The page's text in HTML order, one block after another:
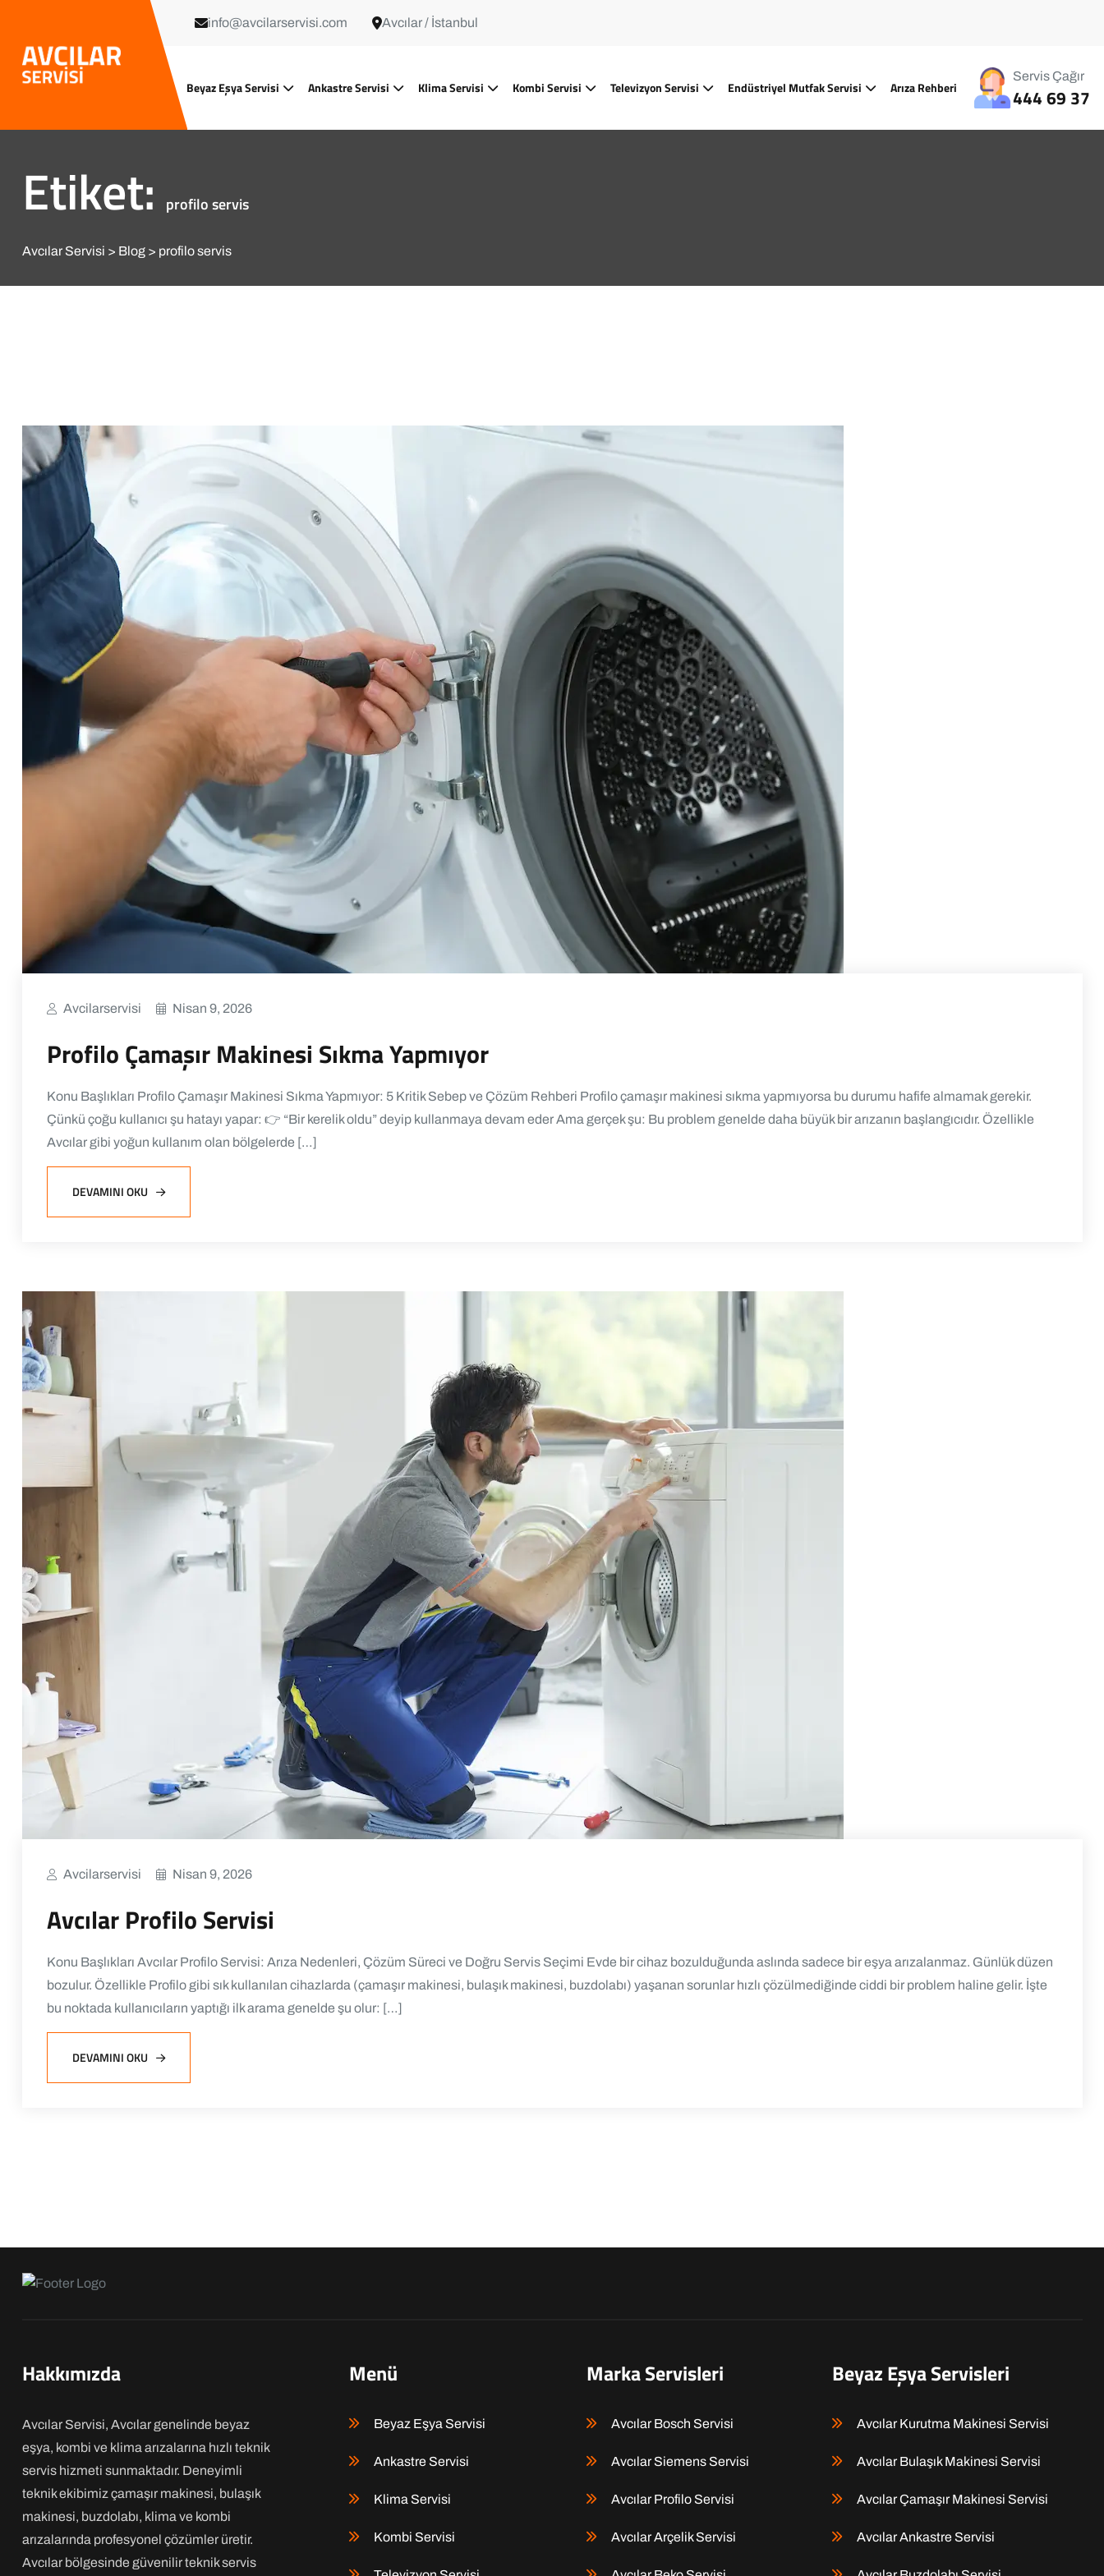
info@avcilarservisi.com Avcılar / İstanbul
Beyaz Eşya Servisi Ankastre Servisi Klima Servisi Kombi Servisi Televizyon Servisi Endüstriyel Mutfak Servisi Arıza Rehberi
Servis Çağır
444 69 37
Etiket: profilo servis
Avcılar Servisi Blog profilo servis
Avcilarservisi Nisan 9, 2026
Profilo Çamaşır Makinesi Sıkma Yapmıyor
Konu Başlıkları Profilo Çamaşır Makinesi Sıkma Yapmıyor: 5 Kritik Sebep ve Çözüm Rehberi Profilo çamaşır makinesi sıkma yapmıyorsa bu durumu hafife almamak gerekir.
Çünkü çoğu kullanıcı şu hatayı yapar: 👉 “Bir kerelik oldu” deyip kullanmaya devam eder Ama gerçek şu: Bu problem genelde daha büyük bir arızanın başlangıcıdır. Özellikle
Avcılar gibi yoğun kullanım olan bölgelerde […]
DEVAMINI OKU
Avcilarservisi Nisan 9, 2026
Avcılar Profilo Servisi
Konu Başlıkları Avcılar Profilo Servisi: Arıza Nedenleri, Çözüm Süreci ve Doğru Servis Seçimi Evde bir cihaz bozulduğunda aslında sadece bir eşya arızalanmaz. Günlük düzen
bozulur. Özellikle Profilo gibi sık kullanılan cihazlarda (çamaşır makinesi, bulaşık makinesi, buzdolabı) yaşanan sorunlar hızlı çözülmediğinde ciddi bir problem haline gelir. İşte
bu noktada kullanıcıların yaptığı ilk arama genelde şu olur: […]
DEVAMINI OKU
Hakkımızda
Avcılar Servisi, Avcılar genelinde beyaz
eşya, kombi ve klima arızalarına hızlı teknik
servis hizmeti sunmaktadır. Deneyimli
teknik ekibimiz çamaşır makinesi, bulaşık
makinesi, buzdolabı, klima ve kombi
arızalarında profesyonel çözümler üretir.
Avcılar bölgesinde güvenilir teknik servis
Menü
Beyaz Eşya Servisi
Ankastre Servisi
Klima Servisi
Kombi Servisi
Marka Servisleri
Avcılar Bosch Servisi
Avcılar Siemens Servisi
Avcılar Profilo Servisi
Avcılar Arçelik Servisi
Beyaz Eşya Servisleri
Avcılar Kurutma Makinesi Servisi
Avcılar Bulaşık Makinesi Servisi
Avcılar Çamaşır Makinesi Servisi
Avcılar Ankastre Servisi